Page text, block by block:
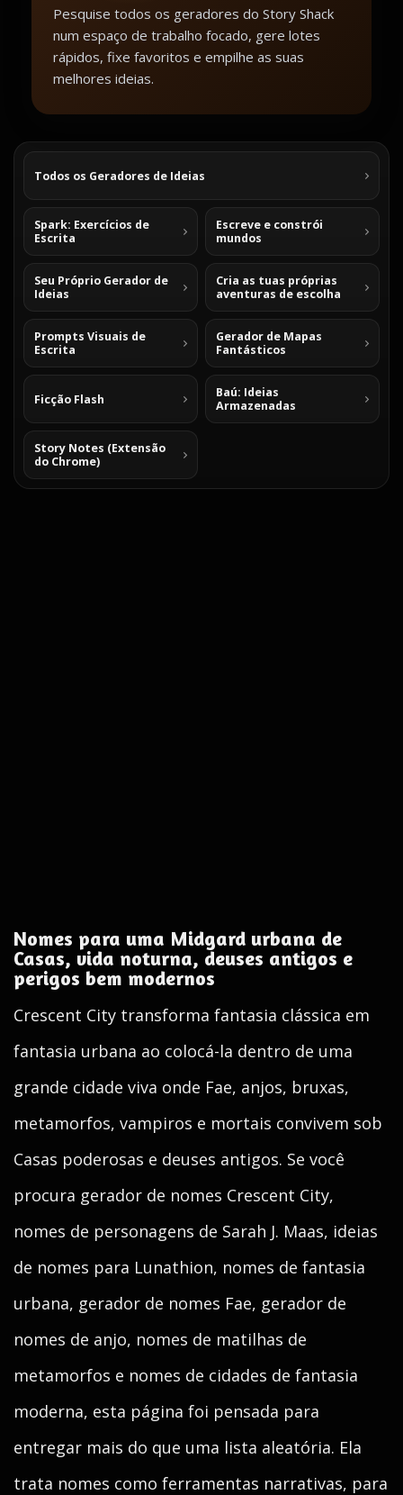
Pesquise todos os geradores do Story Shack
num espaço de trabalho focado, gere lotes
rápidos, fixe favoritos e empilhe as suas
melhores ideias.
Todos os Geradores de Ideias
Spark: Exercícios de
Escrita
Escreve e constrói
mundos
Seu Próprio Gerador de
Ideias
Cria as tuas próprias
aventuras de escolha
Prompts Visuais de
Escrita
Gerador de Mapas
Fantásticos
Ficção Flash
Baú: Ideias
Armazenadas
Story Notes (Extensão
do Chrome)
Nomes para uma Midgard urbana de
Casas, vida noturna, deuses antigos e
perigos bem modernos
Crescent City transforma fantasia clássica em
fantasia urbana ao colocá-la dentro de uma
grande cidade viva onde Fae, anjos, bruxas,
metamorfos, vampiros e mortais convivem sob
Casas poderosas e deuses antigos. Se você
procura gerador de nomes Crescent City,
nomes de personagens de Sarah J. Maas, ideias
de nomes para Lunathion, nomes de fantasia
urbana, gerador de nomes Fae, gerador de
nomes de anjo, nomes de matilhas de
metamorfos e nomes de cidades de fantasia
moderna, esta página foi pensada para
entregar mais do que uma lista aleatória. Ela
trata nomes como ferramentas narrativas, para